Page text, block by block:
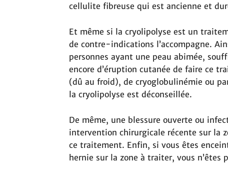
cellulite fibreuse qui est ancienne et
Et même si la cryolipolyse est un
de contre-indications l’accompagne.
personnes ayant une peau abimée,
encore d’éruption cutanée de faire ce
(dû au froid), de cryoglobulinémie ou
la cryolipolyse est déconseillée.
De même, une blessure ouverte ou
intervention chirurgicale récente sur la
ce traitement. Enfin, si vous êtes
hernie sur la zone à traiter, vous n’êtes